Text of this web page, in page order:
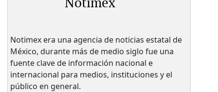
Notimex
Notimex era una agencia de noticias estatal de
México, durante más de medio siglo fue una
fuente clave de información nacional e
internacional para medios, instituciones y el
público en general.